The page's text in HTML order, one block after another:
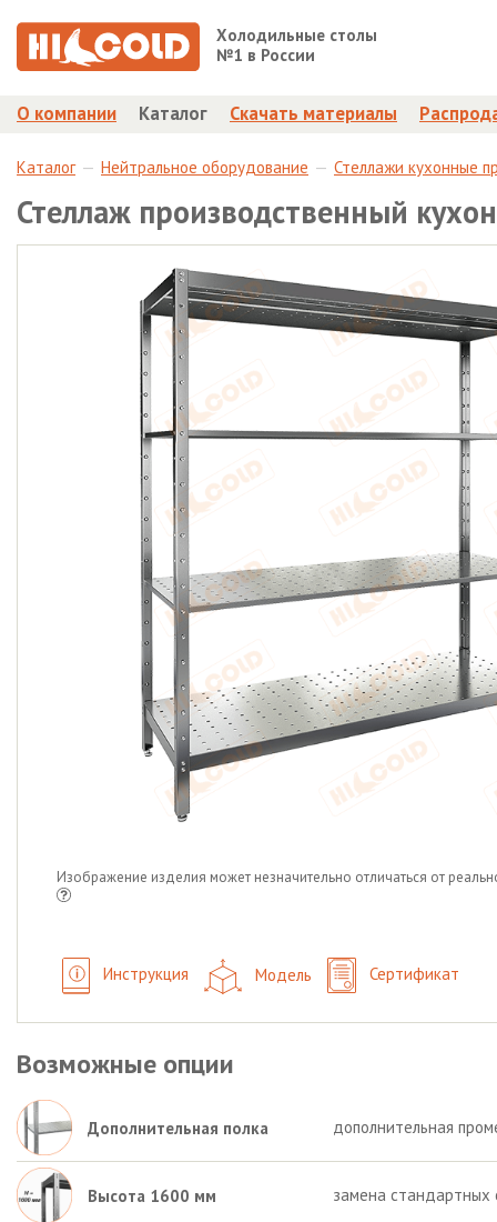
Холодильные столы
№1 в России
О компании Каталог Скачать материалы
Каталог Нейтральное оборудование Стеллажи кухонные
Стеллаж производственный
Изображение изделия может незначительно отличаться от
Инструкция Модель Сертификат
Возможные опции
Дополнительная полка дополнительная
Высота 1600 мм замена стандартных